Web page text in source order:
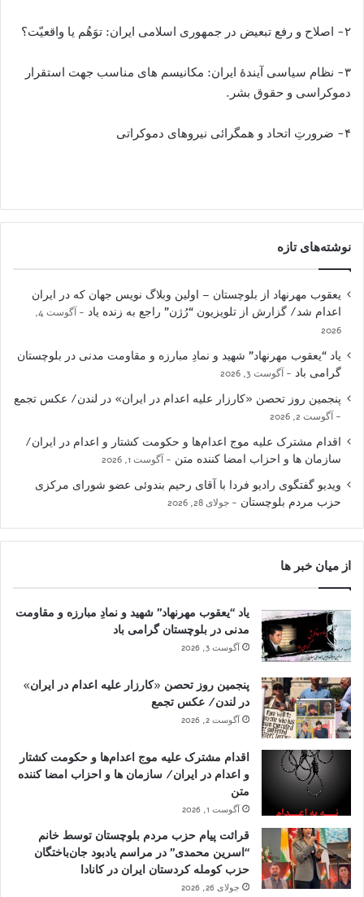
۲- اصلاح و رفع تبعیض در جمهوری اسلامی ایران: توَهُم یا واقعیّت؟
۳- نظام سیاسی آیندۀ ایران: مکانیسم های مناسب جهت استقرار
دموکراسی و حقوق بشر.
۴- ضرورتِ اتحاد و همگرائی نیروهای دموکراتی
نوشته‌های تازه
یعقوب مهرنهاد از بلوچستان – اولین وبلاگ نویس جهان که در ایران
اعدام شد/ گزارش از تلویزیون “رُژن” راجع به زنده یاد
آگوست 4,
2026
یاد “یعقوب مهرنهاد” شهید و نمادِ مبارزه و مقاومت مدنی در بلوچستان
گرامی باد
آگوست 3, 2026
پنجمین روز تحصن «کارزار علیه اعدام در ایران» در لندن/ عکس تجمع
آگوست 2, 2026
اقدام مشترک علیه موج اعدام‌ها و حکومت کشتار و اعدام در ایران/
سازمان ها و احزاب امضا کننده متن
آگوست 1, 2026
ویدیو گفتگوی رادیو فردا با آقای رحیم بندوئی عضو شورای مرکزی
حزب مردم بلوچستان
جولای 28, 2026
از میان خبر ها
یاد “یعقوب مهرنهاد” شهید و نمادِ مبارزه و مقاومت
مدنی در بلوچستان گرامی باد
آگوست 3, 2026
پنجمین روز تحصن «کارزار علیه اعدام در ایران»
در لندن/ عکس تجمع
آگوست 2, 2026
اقدام مشترک علیه موج اعدام‌ها و حکومت کشتار
و اعدام در ایران/ سازمان ها و احزاب امضا کننده
متن
آگوست 1, 2026
قرائت پیام حزب مردم بلوچستان توسط خانم
“اسرین محمدی” در مراسم یادبود جان‌باختگان
حزب کومله کردستان ایران در کانادا
جولای 26, 2026